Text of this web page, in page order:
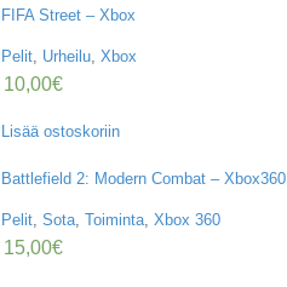
FIFA Street – Xbox
Pelit, Urheilu, Xbox
10,00€
Lisää ostoskoriin
Battlefield 2: Modern Combat – Xbox360
Pelit, Sota, Toiminta, Xbox 360
15,00€